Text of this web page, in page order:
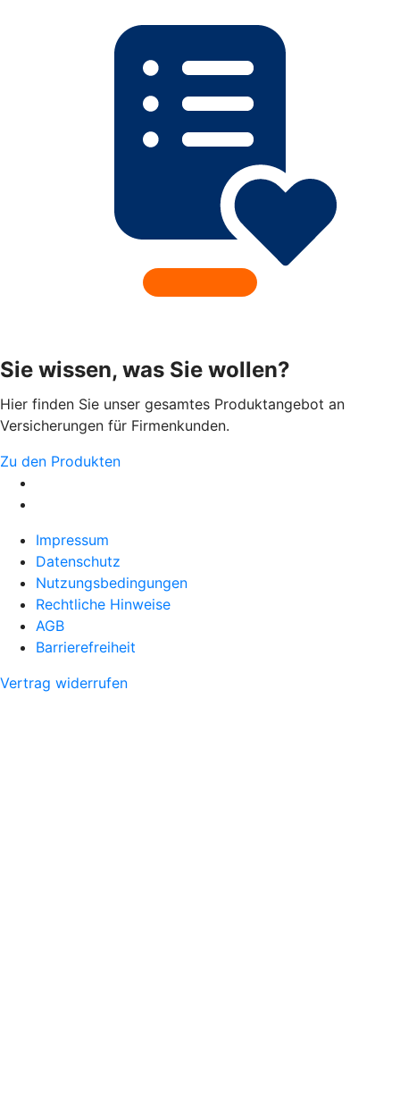
Sie wissen, was Sie wollen?
Hier finden Sie unser gesamtes Produktangebot an
Versicherungen für Firmenkunden.
Zu den Produkten
Impressum
Datenschutz
Nutzungsbedingungen
Rechtliche Hinweise
AGB
Barrierefreiheit
Vertrag widerrufen